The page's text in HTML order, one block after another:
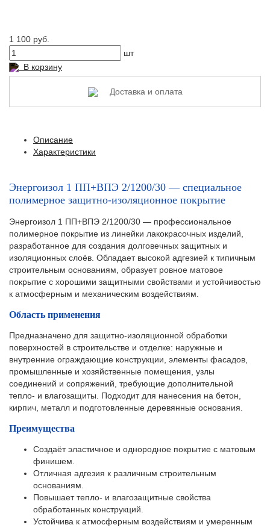
1 100 руб.
шт
В корзину
Доставка и оплата
Описание
Характеристики
Энергоизол 1 ПП+ВПЭ 2/1200/30 — специальное
полимерное защитно-изоляционное покрытие
Энергоизол 1 ПП+ВПЭ 2/1200/30 — профессиональное
полимерное покрытие из линейки лакокрасочных изделий,
разработанное для создания долговечных защитных и
изоляционных слоёв. Обладает высокой адгезией к типичным
строительным основаниям, образует ровное матовое
покрытие с хорошими защитными свойствами и устойчивостью
к атмосферным и механическим воздействиям.
Область применения
Предназначено для защитно-изоляционной обработки
поверхностей в строительстве и отделке: наружные и
внутренние ограждающие конструкции, элементы фасадов,
промышленные и хозяйственные помещения, узлы
соединений и сопряжений, требующие дополнительной
тепло- и влагозащиты. Подходит для нанесения на бетон,
кирпич, металл и подготовленные деревянные основания.
Преимущества
Создаёт эластичное и однородное покрытие с матовым
финишем.
Отличная адгезия к различным строительным
основаниям.
Повышает тепло- и влагозащитные свойства
обработанных конструкций.
Устойчива к атмосферным воздействиям и умеренным